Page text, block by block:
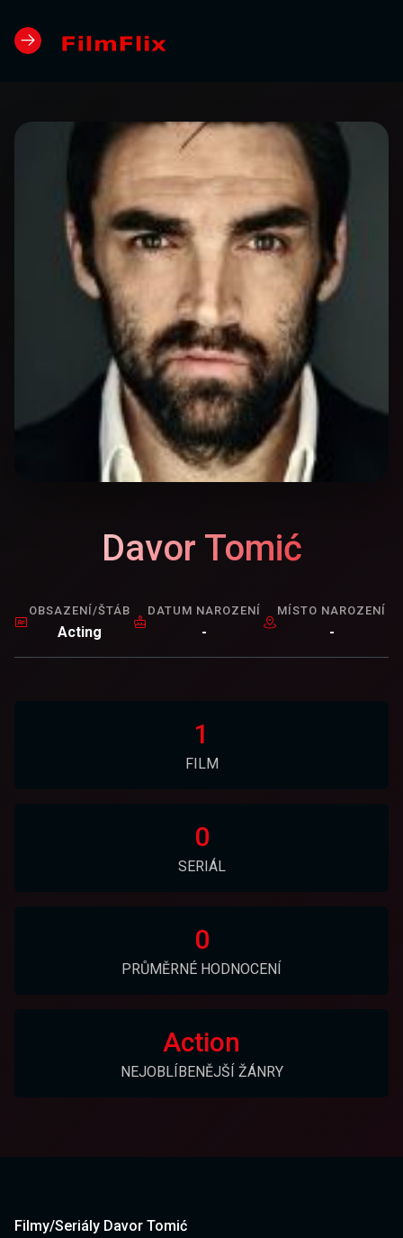
Davor Tomić
OBSAZENÍ/ŠTÁB
Acting
DATUM NAROZENÍ
-
MÍSTO NAROZENÍ
-
1
FILM
0
SERIÁL
0
PRŮMĚRNÉ HODNOCENÍ
Action
NEJOBLÍBENĚJŠÍ ŽÁNRY
Filmy/Seriály Davor Tomić